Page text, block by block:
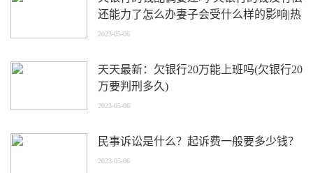
还能力了怎么办妻子会受什么样的影响|热
点
2023-05-06
天天最新：欠银行20万能上班吗(欠银行20
万要判刑多久)
2023-05-06
民事诉讼是什么？起诉费一般要多少钱？
2023-05-06